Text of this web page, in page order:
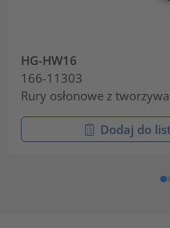
HG-HW16
166-11303
Rury osłonowe z
Dodaj do